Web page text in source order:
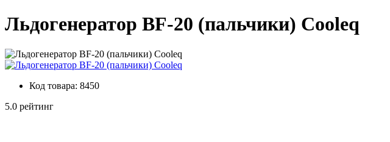
Льдогенератор BF-20 (пальчики) Cooleq
Код товара: 8450
5.0 рейтинг